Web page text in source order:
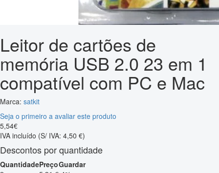
Leitor de cartões de
memória USB 2.0 23 em 1
compatível com PC e Mac
Marca: satkit
Seja o primeiro a avaliar este produto
5,54€
IVA incluído (S/ IVA: 4,50 €)
Descontos por quantidade
QuantidadePreçoGuardar